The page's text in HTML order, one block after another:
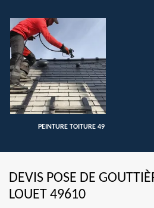
PEINTURE TOITURE 49
DEVIS POSE DE
LOUET 49610